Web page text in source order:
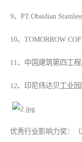
9、PT.Obsidian
10、TOMORROW
11、中国建筑第四工
12、印尼纬达贝工业
优秀行业影响力奖：（